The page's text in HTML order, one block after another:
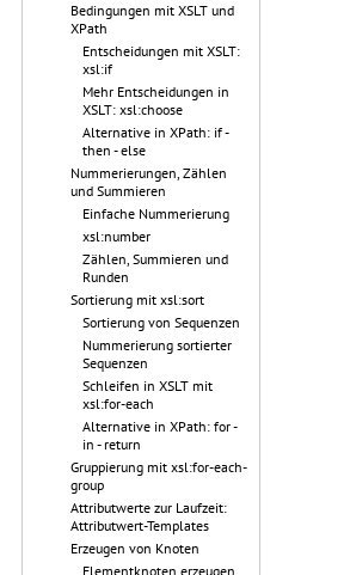
Bedingungen mit XSLT und
XPath
Entscheidungen mit XSLT:
xsl:if
Mehr Entscheidungen in
XSLT: xsl:choose
Alternative in XPath: if -
then - else
Nummerierungen, Zählen
und Summieren
Einfache Nummerierung
xsl:number
Zählen, Summieren und
Runden
Sortierung mit xsl:sort
Sortierung von Sequenzen
Nummerierung sortierter
Sequenzen
Schleifen in XSLT mit
xsl:for-each
Alternative in XPath: for -
in - return
Gruppierung mit xsl:for-each-
group
Attributwerte zur Laufzeit:
Attributwert-Templates
Erzeugen von Knoten
Elementknoten erzeugen